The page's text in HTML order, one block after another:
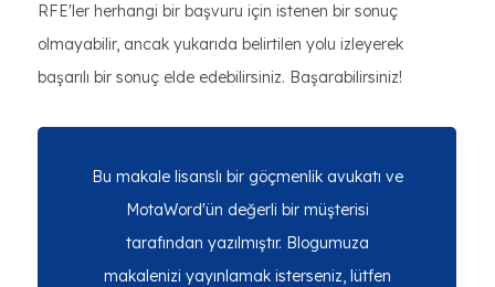
RFE'ler herhangi bir başvuru için istenen bir sonuç
olmayabilir, ancak yukarıda belirtilen yolu izleyerek
başarılı bir sonuç elde edebilirsiniz. Başarabilirsiniz!
Bu makale lisanslı bir göçmenlik avukatı ve
MotaWord'ün değerli bir müşterisi
tarafından yazılmıştır. Blogumuza
makalenizi yayınlamak isterseniz, lütfen